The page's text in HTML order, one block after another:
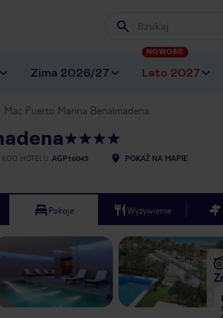
Wpisz frazę, której
Zima 2026/27 Lato 2027
NOWOŚĆ
Mac Puerto Marina Benalmadena
KOD HOTELU AGP16045 POKAŻ NA MAPIE
Pokoje Wyżywienie
Bardzo dobry
Niedaleko płazy, w bezpośredniej